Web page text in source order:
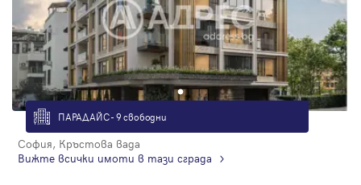
ПАРАДАЙС - 9 свободни
София, Кръстова вада
Вижте всички имоти в тази сграда